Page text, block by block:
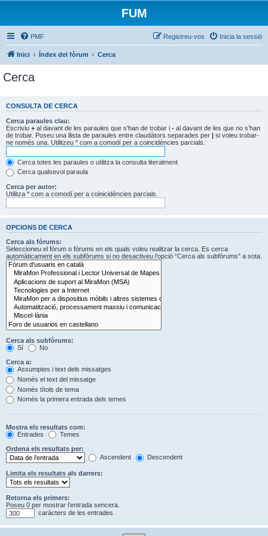
FUM
PMF Inicia la sessió
Registreu-vos
Inici Índex del fòrum Cerca
Cerca
CONSULTA DE CERCA
Cerca paraules clau:
Escriviu + al davant de les paraules que s’han de trobar i - al davant de les que no s’han
de trobar. Poseu una llista de paraules entre claudàtors separades per | si voleu trobar-
ne només una. Utilitzeu * com a comodí per a coincidències parcials.
Cerca totes les paraules o utilitza la consulta literalment
Cerca qualsevol paraula
Cerca per autor:
Utilitza * com a comodí per a coinicidències parcials.
OPCIONS DE CERCA
Cerca als fòrums:
Seleccioneu el fòrum o fòrums en els quals voleu realitzar la cerca. Es cerca
automàticament en els subfòrums si no desactiveu l’opció “Cerca als subfòrums” a sota.
Cerca als subfòrums:
Sí
No
Cerca a:
Assumptes i text dels missatges
Només el text del missatge
Només títols de tema
Només la primera entrada dels temes
Mostra els resultats com:
Entrades
Temes
Ordena els resultats per:
Ascendent
Descendent
Limita els resultats als darrers:
Retorna els primers:
Poseu 0 per mostrar l’entrada sencera.
caràcters de les entrades